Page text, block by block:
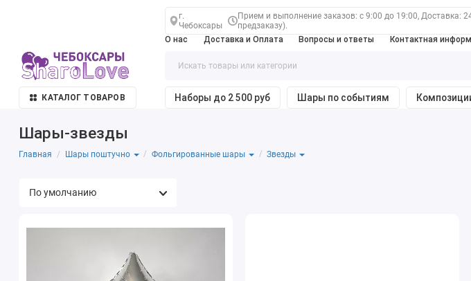
г.
Чебоксары
Прием и выполнение заказов: с 9:00 до 19:00, Доставка:
предзаказу).
О нас
Доставка и Оплата Вопросы и ответы Контактная
КАТАЛОГ ТОВАРОВ Наборы до 2 500 руб Шары по событиям
Шары-звезды
Главная Шары поштучно Фольгированные шары Звезды